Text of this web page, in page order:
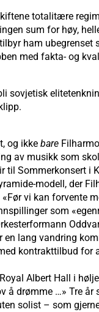
totalitære
sum for høy,
ham ubegrenset
med fakta- og
sovjetisk
og ikke bare
av musikk som
til Sommerkonsert i
modell, der
vi kan forvente
som
lang vandring
kontrakttilbud for
Albert Hall i
å drømme …» Tre år
solist – som